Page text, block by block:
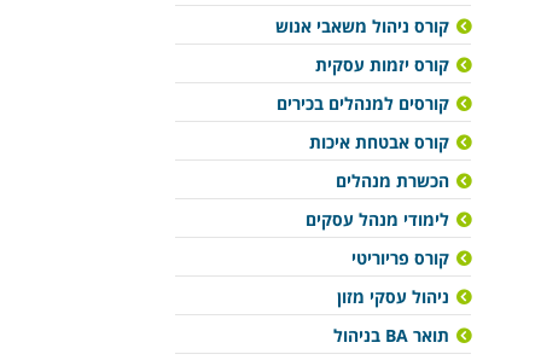
קורס ניהול משאבי אנוש
קורס יזמות עסקית
קורסים למנהלים בכירים
קורס אבטחת איכות
הכשרת מנהלים
לימודי מנהל עסקים
קורס פריוריטי
ניהול עסקי מזון
תואר BA בניהול